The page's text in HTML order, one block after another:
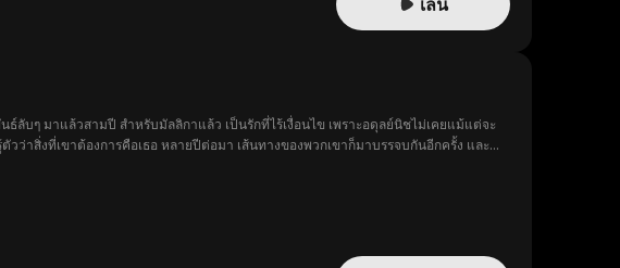
บๆ มาแล้วสามปี สำหรับมัลลิกาแล้ว เป็นรักที่ไร้เงื่อนไข เพราะอดุลย์นิชไม่เคยแม้แต่จะ
าสิ่งที่เขาต้องการคือเธอ หลายปีต่อมา เส้นทางของพวกเขาก็มาบรรจบกันอีกครั้ง และ